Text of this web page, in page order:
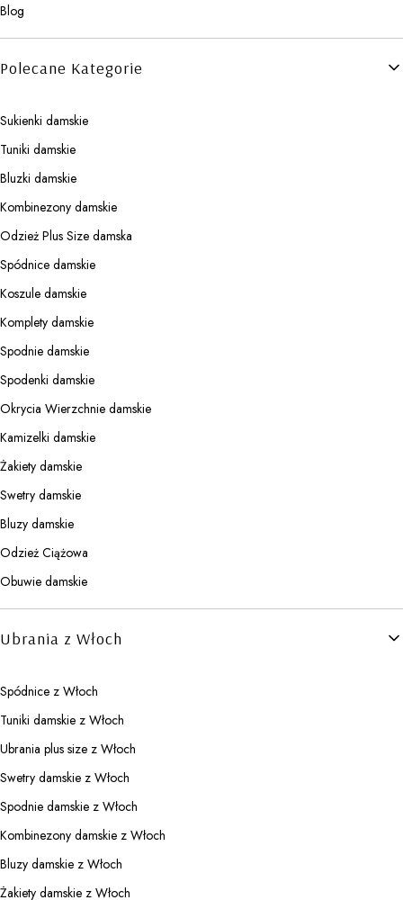
Blog
Polecane Kategorie
Sukienki damskie
Tuniki damskie
Bluzki damskie
Kombinezony damskie
Odzież Plus Size damska
Spódnice damskie
Koszule damskie
Komplety damskie
Spodnie damskie
Spodenki damskie
Okrycia Wierzchnie damskie
Kamizelki damskie
Żakiety damskie
Swetry damskie
Bluzy damskie
Odzież Ciążowa
Obuwie damskie
Ubrania z Włoch
Spódnice z Włoch
Tuniki damskie z Włoch
Ubrania plus size z Włoch
Swetry damskie z Włoch
Spodnie damskie z Włoch
Kombinezony damskie z Włoch
Bluzy damskie z Włoch
Żakiety damskie z Włoch